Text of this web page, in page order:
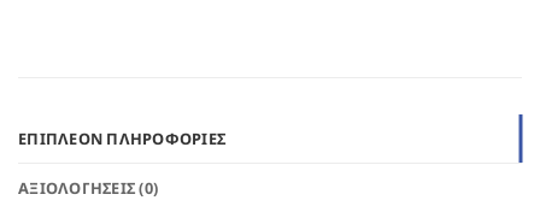
ΕΠΙΠΛΈΟΝ ΠΛΗΡΟΦΟΡΊΕΣ
ΑΞΙΟΛΟΓΉΣΕΙΣ (0)